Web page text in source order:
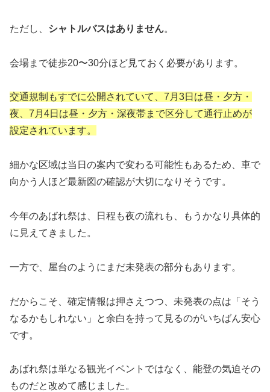
ただし、 シャトルバスはありません。
会場まで徒歩20〜30分ほど見ておく必要があります。
交通規制もすでに公開されていて、7月3日は昼・夕方・
夜、7月4日は昼・夕方・深夜帯まで区分して通行止めが
設定されています。
細かな区域は当日の案内で変わる可能性もあるため、車で
向かう人ほど最新図の確認が大切になりそうです。
今年のあばれ祭は、日程も夜の流れも、もうかなり具体的
に見えてきました。
一方で、屋台のようにまだ未発表の部分もあります。
だからこそ、確定情報は押さえつつ、未発表の点は「そう
なるかもしれない」と余白を持って見るのがいちばん安心
です。
あばれ祭は単なる観光イベントではなく、能登の気迫その
ものだと改めて感じました。